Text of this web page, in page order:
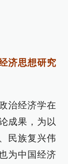
济思想研究
治经济学在
成果，为以
民族复兴伟
为中国经济